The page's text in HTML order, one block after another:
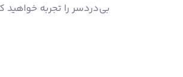
بی‌دردسر را تجربه خواهید